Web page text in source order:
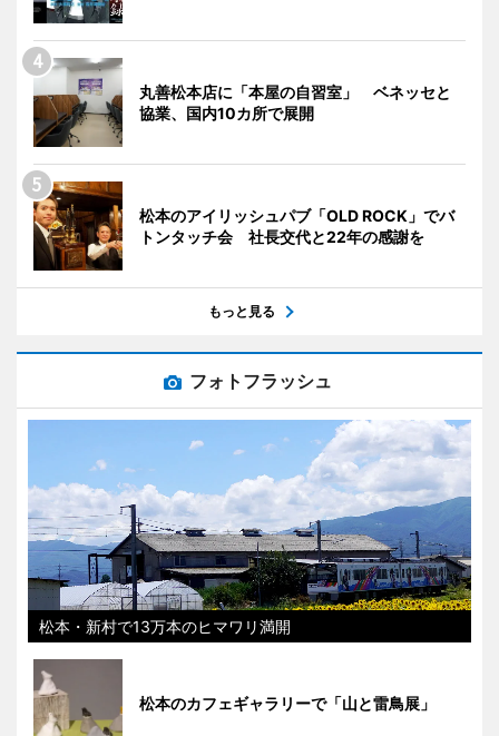
丸善松本店に「本屋の自習室」 ベネッセと
協業、国内10カ所で展開
松本のアイリッシュパブ「OLD ROCK」でバ
トンタッチ会 社長交代と22年の感謝を
もっと見る
フォトフラッシュ
松本・新村で13万本のヒマワリ満開
松本のカフェギャラリーで「山と雷鳥展」